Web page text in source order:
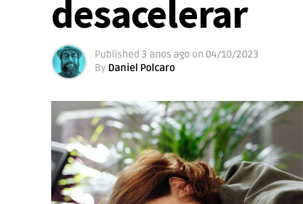
desacelerar
Published 3 anos ago on 04/10/2023
By Daniel Polcaro